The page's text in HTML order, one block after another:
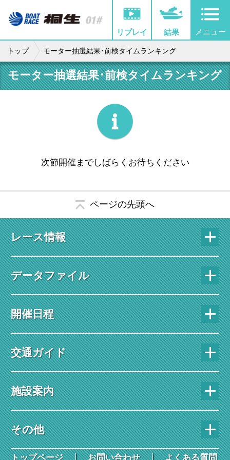
リプレイ 結果 メニュー
トップ モーター抽選結果･前検タイムランキング
モーター抽選結果･前検タイムランキング
次節開催までしばらくお待ちください
ページの先頭へ
レース情報
データファイル
開催日程
交通ガイド
施設案内
その他
トップページ お問い合わせ よくある質問